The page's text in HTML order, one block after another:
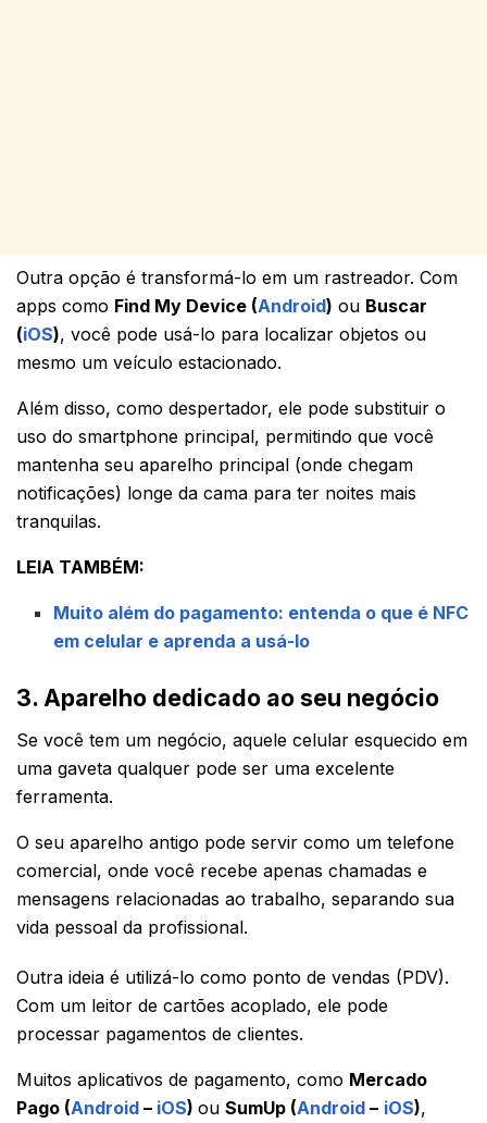
Outra opção é transformá-lo em um rastreador. Com
apps como Find My Device (Android) ou Buscar
(iOS), você pode usá-lo para localizar objetos ou
mesmo um veículo estacionado.
Além disso, como despertador, ele pode substituir o
uso do smartphone principal, permitindo que você
mantenha seu aparelho principal (onde chegam
notificações) longe da cama para ter noites mais
tranquilas.
LEIA TAMBÉM:
Muito além do pagamento: entenda o que é NFC
em celular e aprenda a usá-lo
3. Aparelho dedicado ao seu negócio
Se você tem um negócio, aquele celular esquecido em
uma gaveta qualquer pode ser uma excelente
ferramenta.
O seu aparelho antigo pode servir como um telefone
comercial, onde você recebe apenas chamadas e
mensagens relacionadas ao trabalho, separando sua
vida pessoal da profissional.
Outra ideia é utilizá-lo como ponto de vendas (PDV).
Com um leitor de cartões acoplado, ele pode
processar pagamentos de clientes.
Muitos aplicativos de pagamento, como Mercado
Pago (Android – iOS) ou SumUp (Android – iOS),